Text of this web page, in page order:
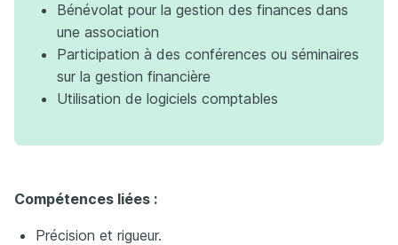
Bénévolat pour la gestion des finances dans
une association
Participation à des conférences ou séminaires
sur la gestion financière
Utilisation de logiciels comptables
Compétences liées :
Précision et rigueur.